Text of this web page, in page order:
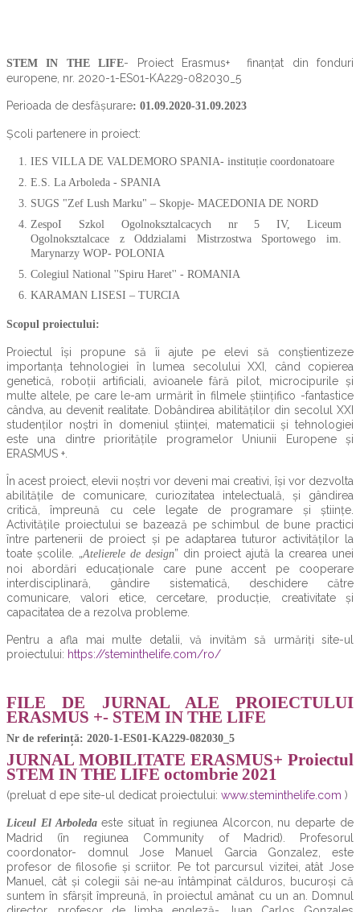
STEM IN THE LIFE- Proiect Erasmus+ finanțat din fonduri
europene, nr. 2020-1-ES01-KA229-082030_5
Perioada de desfășurare: 01.09.2020-31.09.2023
Școli partenere in proiect:
IES VILLA DE VALDEMORO SPANIA- instituție coordonatoare
E.S. La Arboleda - SPANIA
SUGS "Zef Lush Marku" – Skopje- MACEDONIA DE NORD
ZespoI Szkol Ogolnoksztalcacych nr 5 IV, Liceum
Ogolnoksztalcace z Oddzialami Mistrzostwa Sportowego im.
Marynarzy WOP- POLONIA
Colegiul National ''Spiru Haret'' - ROMANIA
KARAMAN LISESI – TURCIA
Scopul proiectului:
Proiectul își propune să îi ajute pe elevi să conștientizeze
importanța tehnologiei în lumea secolului XXI, când copierea
genetică, roboții artificiali, avioanele fără pilot, microcipurile și
multe altele, pe care le-am urmărit în filmele științifico -fantastice
cândva, au devenit realitate. Dobândirea abilităților din secolul XXI
studenților noștri în domeniul științei, matematicii și tehnologiei
este una dintre prioritățile programelor Uniunii Europene și
ERASMUS +.
În acest proiect, elevii noștri vor deveni mai creativi, își vor dezvolta
abilitățile de comunicare, curiozitatea intelectuală, și gândirea
critică, împreună cu cele legate de programare și științe.
Activitățile proiectului se bazează pe schimbul de bune practici
între partenerii de proiect și pe adaptarea tuturor activităților la
toate școlile. „Atelierele de design” din proiect ajută la crearea unei
noi abordări educaționale care pune accent pe cooperare
interdisciplinară, gândire sistematică, deschidere către
comunicare, valori etice, cercetare, producție, creativitate și
capacitatea de a rezolva probleme.
Pentru a afla mai multe detalii, vă invităm să urmăriți site-ul
proiectului: https://steminthelife.com/ro/
FILE DE JURNAL ALE PROIECTULUI
ERASMUS +- STEM IN THE LIFE
Nr de referință: 2020-1-ES01-KA229-082030_5
JURNAL MOBILITATE ERASMUS+ Proiectul
STEM IN THE LIFE octombrie 2021
(preluat d epe site-ul dedicat proiectului: www.steminthelife.com )
Liceul El Arboledaeste situat în regiunea Alcorcon, nu departe de
Madrid (în regiunea Community of Madrid). Profesorul
coordonator- domnul Jose Manuel Garcia Gonzalez, este
profesor de filosofie și scriitor. Pe tot parcursul vizitei, atât Jose
Manuel, cât și colegii săi ne-au întâmpinat călduros, bucuroși că
suntem în sfârșit împreună, în proiectul amânat cu un an. Domnul